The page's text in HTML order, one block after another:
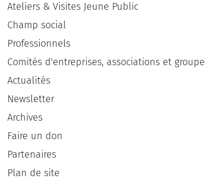
Ateliers & Visites Jeune Public
Champ social
Professionnels
Comités d'entreprises, associations et groupe
Actualités
Newsletter
Archives
Faire un don
Partenaires
Plan de site